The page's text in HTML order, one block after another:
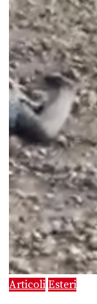
Articoli Esteri